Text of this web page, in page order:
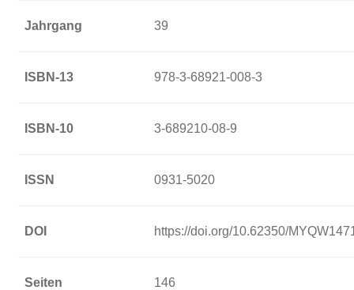
Jahrgang 39
ISBN-13 978-3-68921-008-3
ISBN-10 3-689210-08-9
ISSN 0931-5020
DOI https://doi.org/10.62350/
Seiten 146